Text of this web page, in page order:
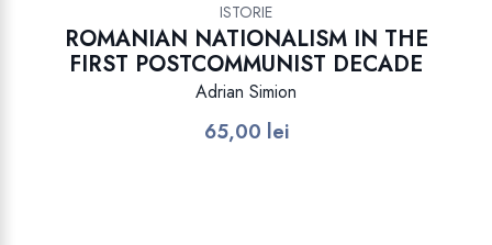
ISTORIE
ROMANIAN NATIONALISM IN THE
FIRST POSTCOMMUNIST DECADE
Adrian Simion
65,00 lei